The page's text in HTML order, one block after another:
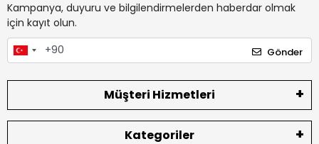
Kampanya, duyuru ve bilgilendirmelerden haberdar olmak
için kayıt olun.
Gönder
Müşteri Hizmetleri
Kategoriler